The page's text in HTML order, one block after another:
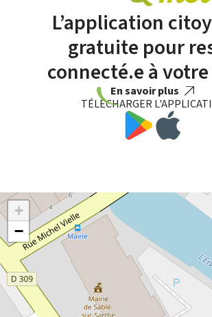
L’application
gratuite pour
connecté.e à
En savoir plus
TÉLÉCHARGER
+
−